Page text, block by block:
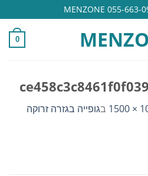
0
בגופייה בגזרה זרוקה